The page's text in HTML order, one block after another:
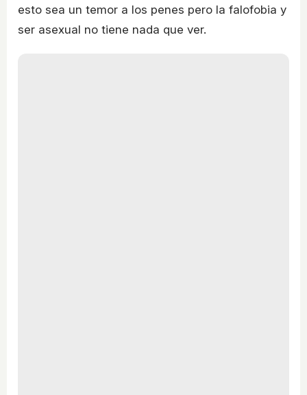
esto sea un temor a los penes pero la falofobia y
ser asexual no tiene nada que ver.